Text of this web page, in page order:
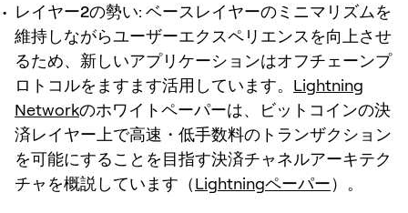
レイヤー2の勢い: ベースレイヤーのミニマリズムを
維持しながらユーザーエクスペリエンスを向上させ
るため、新しいアプリケーションはオフチェーンプ
ロトコルをますます活用しています。 Lightning
Networkのホワイトペーパーは、ビットコインの決
済レイヤー上で高速・低手数料のトランザクション
を可能にすることを目指す決済チャネルアーキテク
チャを概説しています（Lightningペーパー）。